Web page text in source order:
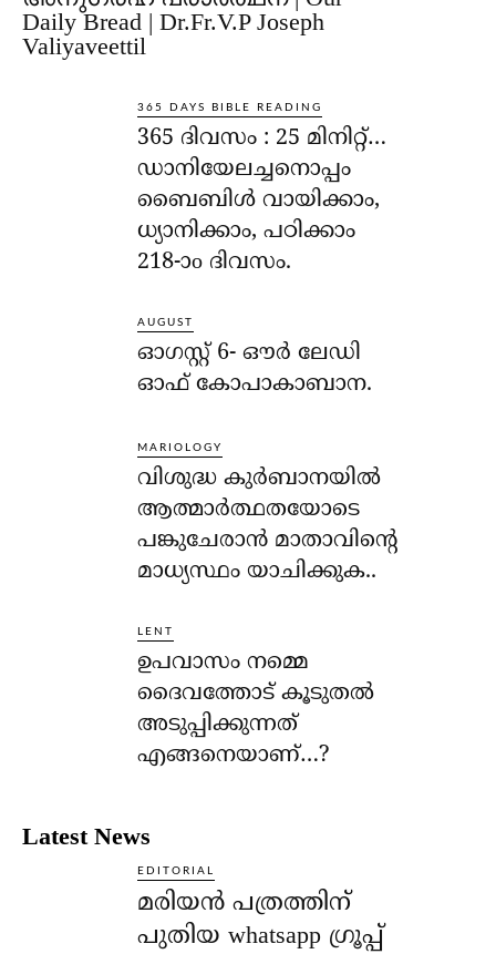
Daily Bread | Dr.Fr.V.P Joseph
Valiyaveettil
365 DAYS BIBLE READING
365 ദിവസം : 25 മിനിറ്റ്…
ഡാനിയേലച്ചനൊപ്പം
ബൈബിൾ വായിക്കാം,
ധ്യാനിക്കാം, പഠിക്കാം
218-ാo ദിവസം.
AUGUST
ഓഗസ്റ്റ് 6- ഔര്‍ ലേഡി
ഓഫ് കോപാകാബാന.
MARIOLOGY
വിശുദ്ധ കുര്‍ബാനയില്‍
ആത്മാര്‍ത്ഥതയോടെ
പങ്കുചേരാന്‍ മാതാവിന്റെ
മാധ്യസ്ഥം യാചിക്കുക..
LENT
ഉപവാസം നമ്മെ
ദൈവത്തോട് കൂടുതല്‍
അടുപ്പിക്കുന്നത്
എങ്ങനെയാണ്…?
Latest News
EDITORIAL
മരിയൻ പത്രത്തിന്
പുതിയ whatsapp ഗ്രൂപ്പ്